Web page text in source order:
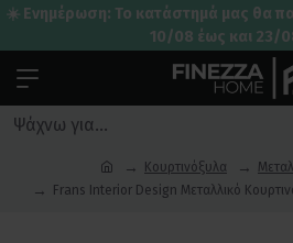
☀️ Ενημέρωση: Το κατάστημά μας θα
10/08 έως και 23/
Κουρτινόξυλα
Frans Interior Design Μεταλλικό